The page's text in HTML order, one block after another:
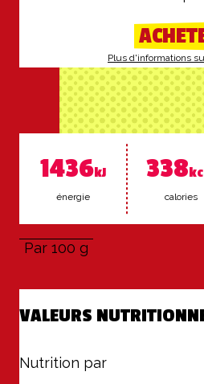
Plus d'informations
1436kJ
éner­gie
338
ca­lo­ries
Par 100 g
VALEURS
Nutrition par